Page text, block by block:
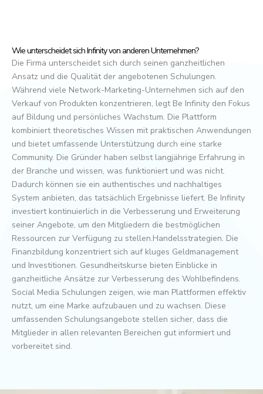
Wie unterscheidet sich Infinity von anderen Unternehmen?
Die Firma unterscheidet sich durch seinen ganzheitlichen
Ansatz und die Qualität der angebotenen Schulungen.
Während viele Network-Marketing-Unternehmen sich auf den
Verkauf von Produkten konzentrieren, legt Be Infinity den Fokus
auf Bildung und persönliches Wachstum. Die Plattform
kombiniert theoretisches Wissen mit praktischen Anwendungen
und bietet umfassende Unterstützung durch eine starke
Community. Die Gründer haben selbst langjährige Erfahrung in
der Branche und wissen, was funktioniert und was nicht.
Dadurch können sie ein authentisches und nachhaltiges
System anbieten, das tatsächlich Ergebnisse liefert. Be Infinity
investiert kontinuierlich in die Verbesserung und Erweiterung
seiner Angebote, um den Mitgliedern die bestmöglichen
Ressourcen zur Verfügung zu stellen.Handelsstrategien. Die
Finanzbildung konzentriert sich auf kluges Geldmanagement
und Investitionen. Gesundheitskurse bieten Einblicke in
ganzheitliche Ansätze zur Verbesserung des Wohlbefindens.
Social Media Schulungen zeigen, wie man Plattformen effektiv
nutzt, um eine Marke aufzubauen und zu wachsen. Diese
umfassenden Schulungsangebote stellen sicher, dass die
Mitglieder in allen relevanten Bereichen gut informiert und
vorbereitet sind.